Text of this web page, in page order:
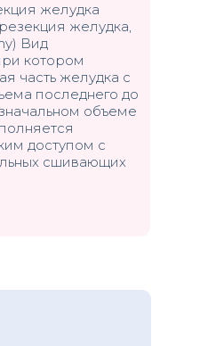
желудка
желудка,
Вид
котором
часть желудка с
последнего до
объеме
доступом с
сшивающих